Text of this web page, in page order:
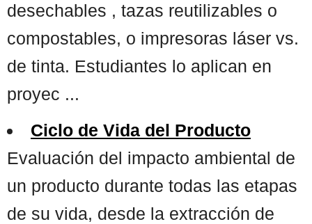
desechables , tazas reutilizables o
compostables, o impresoras láser vs.
de tinta. Estudiantes lo aplican en
proyec ...
Ciclo de Vida del Producto
Evaluación del impacto ambiental de
un producto durante todas las etapas
de su vida, desde la extracción de